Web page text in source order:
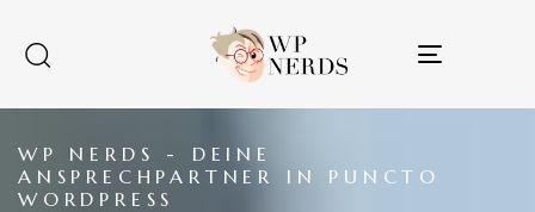
Toggle
WP NERDS - DEINE
ANSPRECHPARTNER IN PUNCTO
WORDPRESS